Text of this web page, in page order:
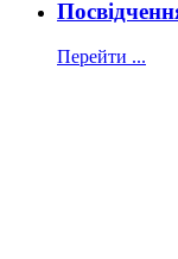
Перейти ...